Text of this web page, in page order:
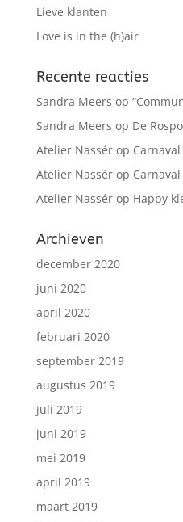
Lieve klanten
Love is in the (h)air
Recente reacties
Sandra Meers op
Sandra Meers op De
Atelier Nassérop Carnaval
Atelier Nassérop Carnaval
Atelier Nassérop Happy
Archieven
december 2020
juni 2020
april 2020
februari 2020
september 2019
augustus 2019
juli 2019
juni 2019
mei 2019
april 2019
maart 2019